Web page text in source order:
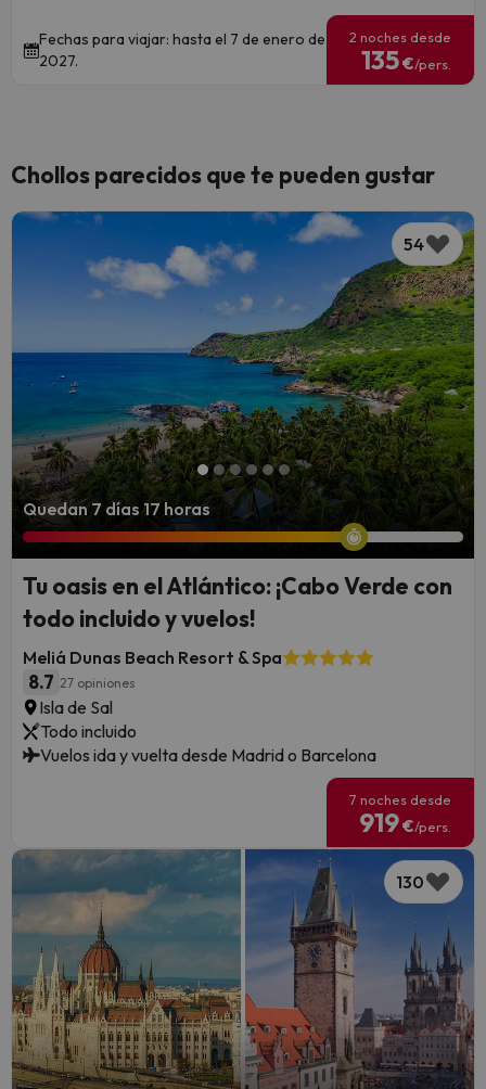
Fechas para viajar: hasta el 7 de enero de
2027.
2 noches desde
135€/pers.
Chollos parecidos que te pueden gustar
Quedan 7 días 17 horas
54
Tu oasis en el Atlántico: ¡Cabo Verde con
todo incluido y vuelos!
Meliá Dunas Beach Resort & Spa
8.7 27 opiniones
Isla de Sal
Todo incluido
Vuelos ida y vuelta desde Madrid o Barcelona
7 noches desde
919€/pers.
130